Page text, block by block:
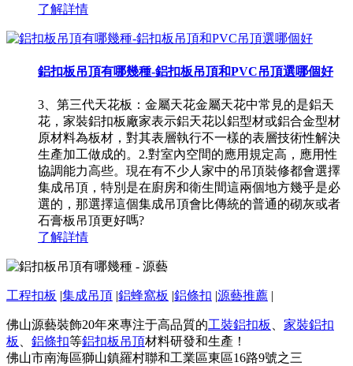
了解詳情
鋁扣板吊頂有哪幾種-鋁扣板吊頂和PVC吊頂選哪個好
3、第三代天花板：金屬天花金屬天花中常見的是鋁天
花，家裝鋁扣板廠家表示鋁天花以鋁型材或鋁合金型材
原材料為板材，對其表層執行不一樣的表層技術性解決
生產加工做成的。2.對室內空間的應用規定高，應用性
協調能力高些。現在有不少人家中的吊頂裝修都會選擇
集成吊頂，特別是在廚房和衛生間這兩個地方幾乎是必
選的，那選擇這個集成吊頂會比傳統的普通的砌灰或者
石膏板吊頂更好嗎?
了解詳情
工程扣板 |集成吊頂 |鋁蜂窩板 |鋁條扣 |源藝推薦 |
佛山源藝裝飾20年來專注于高品質的工裝鋁扣板
家裝鋁扣
板
鋁條扣等鋁扣板吊頂材料研發和生產！
佛山市南海區獅山鎮羅村聯和工業區東區16路9號之三